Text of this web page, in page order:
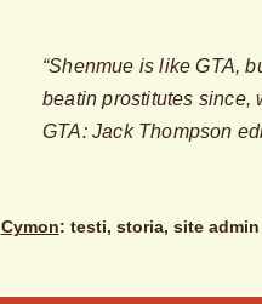
“Shenmue is like GTA,
beatin prostitutes since,
GTA: Jack Thompson
Cymon: testi, storia, site admin